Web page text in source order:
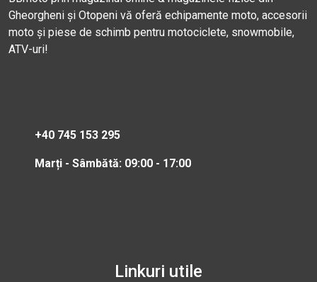
Gheorgheni și Otopeni vă oferă echipamente moto, accesorii
moto și piese de schimb pentru motociclete, snowmobile,
ATV-uri!
+40 745 153 295
Marți - Sâmbătă: 09:00 - 17:00
Linkuri utile